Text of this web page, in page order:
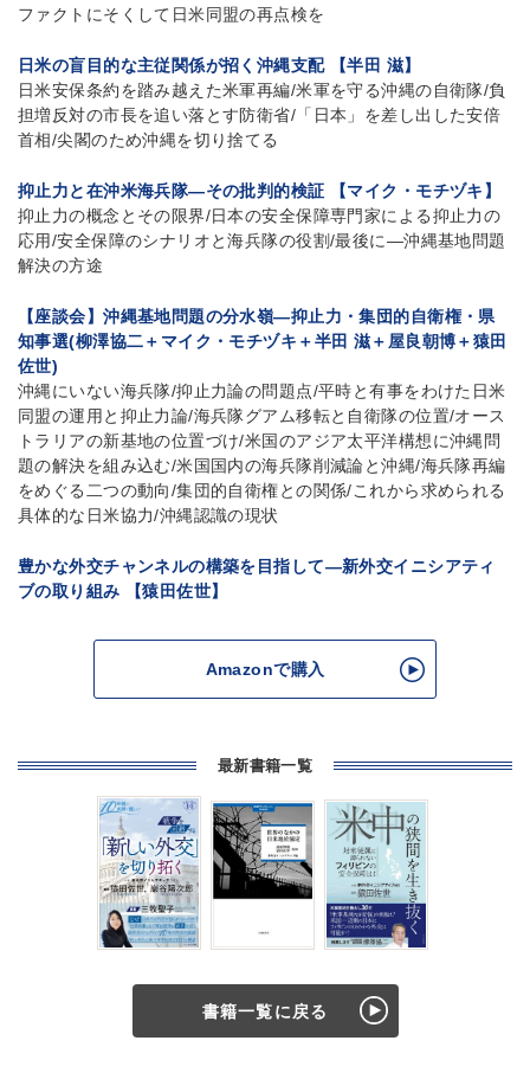
ファクトにそくして日米同盟の再点検を
日米の盲目的な主従関係が招く沖縄支配 【半田 滋】
日米安保条約を踏み越えた米軍再編/米軍を守る沖縄の自衛隊/負
担増反対の市長を追い落とす防衛省/「日本」を差し出した安倍
首相/尖閣のため沖縄を切り捨てる
抑止力と在沖米海兵隊—その批判的検証 【マイク・モチヅキ】
抑止力の概念とその限界/日本の安全保障専門家による抑止力の
応用/安全保障のシナリオと海兵隊の役割/最後に—沖縄基地問題
解決の方途
【座談会】沖縄基地問題の分水嶺—抑止力・集団的自衛権・県
知事選(柳澤協二＋マイク・モチヅキ＋半田 滋＋屋良朝博＋猿田
佐世)
沖縄にいない海兵隊/抑止力論の問題点/平時と有事をわけた日米
同盟の運用と抑止力論/海兵隊グアム移転と自衛隊の位置/オース
トラリアの新基地の位置づけ/米国のアジア太平洋構想に沖縄問
題の解決を組み込む/米国国内の海兵隊削減論と沖縄/海兵隊再編
をめぐる二つの動向/集団的自衛権との関係/これから求められる
具体的な日米協力/沖縄認識の現状
豊かな外交チャンネルの構築を目指して—新外交イニシアティ
ブの取り組み 【猿田佐世】
Amazonで購入
最新書籍一覧
書籍一覧に戻る